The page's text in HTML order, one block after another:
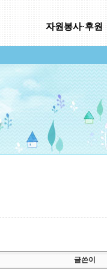
자원봉사·후원
글쓴이